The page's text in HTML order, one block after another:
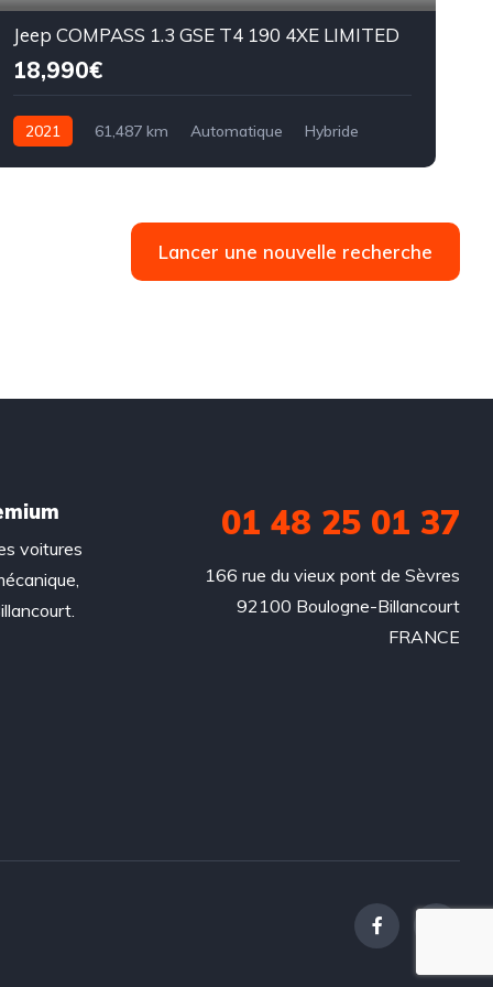
Jeep COMPASS 1.3 GSE T4 190 4XE LIMITED
18,990€
2021 61,487 km Automatique
Hybride
Lancer une nouvelle recherche
voitures
01 48 25 01 37
166 rue du vieux pont de Sèvres
92100 Boulogne-Billancourt
FRANCE